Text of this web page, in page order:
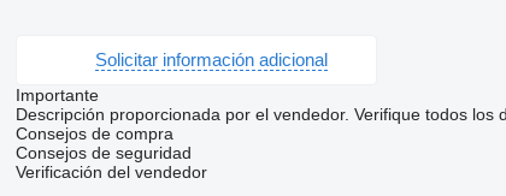
Solicitar información adicional
Importante
Descripción proporcionada por el vendedor. Verifique todos los
Consejos de compra
Consejos de seguridad
Verificación del vendedor